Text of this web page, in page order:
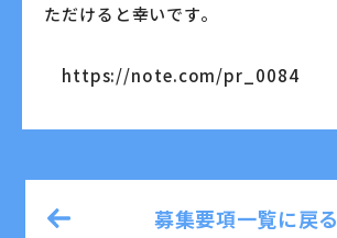
ただけると幸いです。
https://note.com/pr_0084
募集要項一覧に戻る